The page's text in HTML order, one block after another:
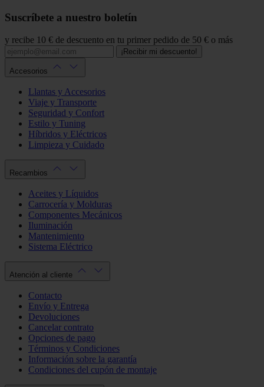
Suscríbete a nuestro boletín
y recibe 10 € de descuento en tu primer pedido de 50 € o más
¡Recibir mi descuento!
Accesorios
Llantas y Accesorios
Viaje y Transporte
Seguridad y Confort
Estilo y Tuning
Híbridos y Eléctricos
Limpieza y Cuidado
Recambios
Aceites y Líquidos
Carrocería y Molduras
Componentes Mecánicos
Iluminación
Mantenimiento
Sistema Eléctrico
Atención al cliente
Contacto
Envío y Entrega
Devoluciones
Cancelar contrato
Opciones de pago
Términos y Condiciones
Información sobre la garantía
Condiciones del cupón de montaje